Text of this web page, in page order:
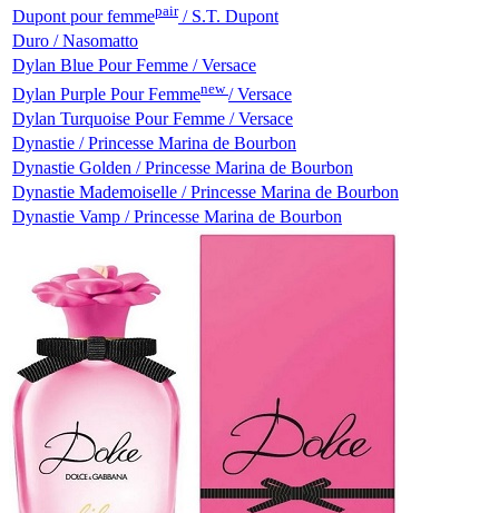
Dupont pour femmepair/ S.T. Dupont
Duro / Nasomatto
Dylan Blue Pour Femme / Versace
Dylan Purple Pour Femmenew/ Versace
Dylan Turquoise Pour Femme / Versace
Dynastie / Princesse Marina de Bourbon
Dynastie Golden / Princesse Marina de Bourbon
Dynastie Mademoiselle / Princesse Marina de Bourbon
Dynastie Vamp / Princesse Marina de Bourbon